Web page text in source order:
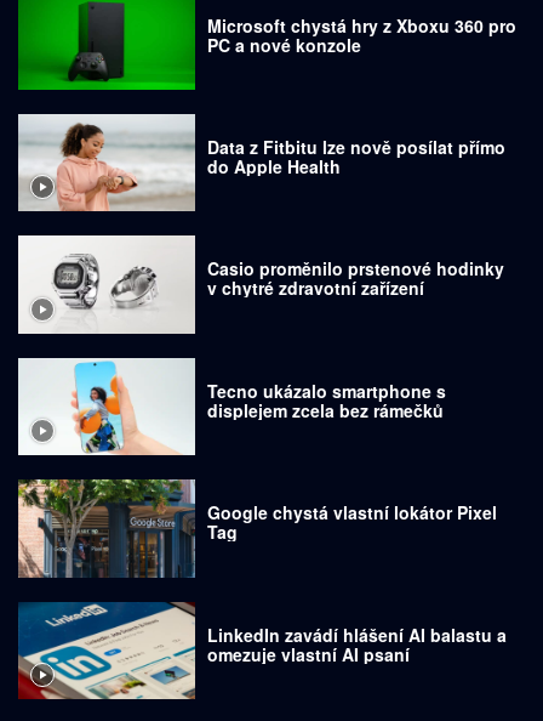
Microsoft chystá hry z Xboxu 360 pro
PC a nové konzole
Data z Fitbitu lze nově posílat přímo
do Apple Health
Casio proměnilo prstenové hodinky
v chytré zdravotní zařízení
Tecno ukázalo smartphone s
displejem zcela bez rámečků
Google chystá vlastní lokátor Pixel
Tag
LinkedIn zavádí hlášení AI balastu a
omezuje vlastní AI psaní